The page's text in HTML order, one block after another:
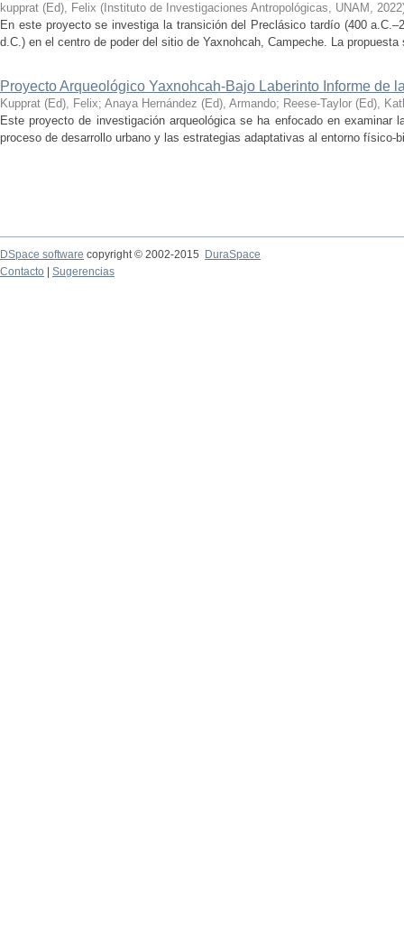
kupprat (Ed), Felix ( Instituto de Investigaciones Antropológicas, UNAM , 2022
En este proyecto se investiga la transición del Preclásico tardío (400
d.C.) en el centro de poder del sitio de Yaxnohcah, Campeche. La
Proyecto Arqueológico Yaxnohcah-Bajo Laberinto Informe de
Kupprat (Ed), Felix; Anaya Hernández (Ed), Armando; Reese-Taylor (Ed),
Este proyecto de investigación arqueológica se ha enfocado en examinar
proceso de desarrollo urbano y las estrategias adaptativas al entorno físico-
DSpace software copyright © 2002-2015
DuraSpace
Contacto
Sugerencias